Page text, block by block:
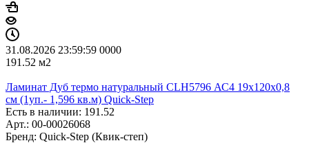
31.08.2026 23:59:59 0000
191.52 м2
Ламинат Дуб термо натуральный CLH5796 АС4 19х120х0,8
см (1уп.- 1,596 кв.м) Quick-Step
Есть в наличии: 191.52
Арт.: 00-00026068
Бренд: Quick-Step (Квик-степ)